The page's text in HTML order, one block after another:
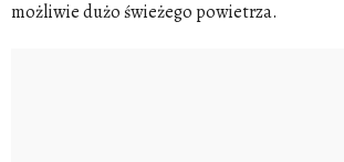
możliwie dużo świeżego powietrza.